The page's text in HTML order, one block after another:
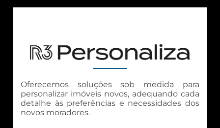
Oferecemos soluções sob medida para
personalizar imóveis novos, adequando cada
detalhe às preferências e necessidades dos
novos moradores.